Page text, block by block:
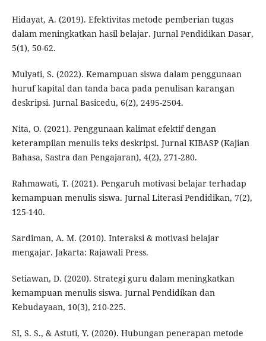
Hidayat, A. (2019). Efektivitas metode pemberian tugas
dalam meningkatkan hasil belajar. Jurnal Pendidikan Dasar,
5(1), 50-62.
Mulyati, S. (2022). Kemampuan siswa dalam penggunaan
huruf kapital dan tanda baca pada penulisan karangan
deskripsi. Jurnal Basicedu, 6(2), 2495-2504.
Nita, O. (2021). Penggunaan kalimat efektif dengan
keterampilan menulis teks deskripsi. Jurnal KIBASP (Kajian
Bahasa, Sastra dan Pengajaran), 4(2), 271-280.
Rahmawati, T. (2021). Pengaruh motivasi belajar terhadap
kemampuan menulis siswa. Jurnal Literasi Pendidikan, 7(2),
125-140.
Sardiman, A. M. (2010). Interaksi & motivasi belajar
mengajar. Jakarta: Rajawali Press.
Setiawan, D. (2020). Strategi guru dalam meningkatkan
kemampuan menulis siswa. Jurnal Pendidikan dan
Kebudayaan, 10(3), 210-225.
SI, S. S., & Astuti, Y. (2020). Hubungan penerapan metode